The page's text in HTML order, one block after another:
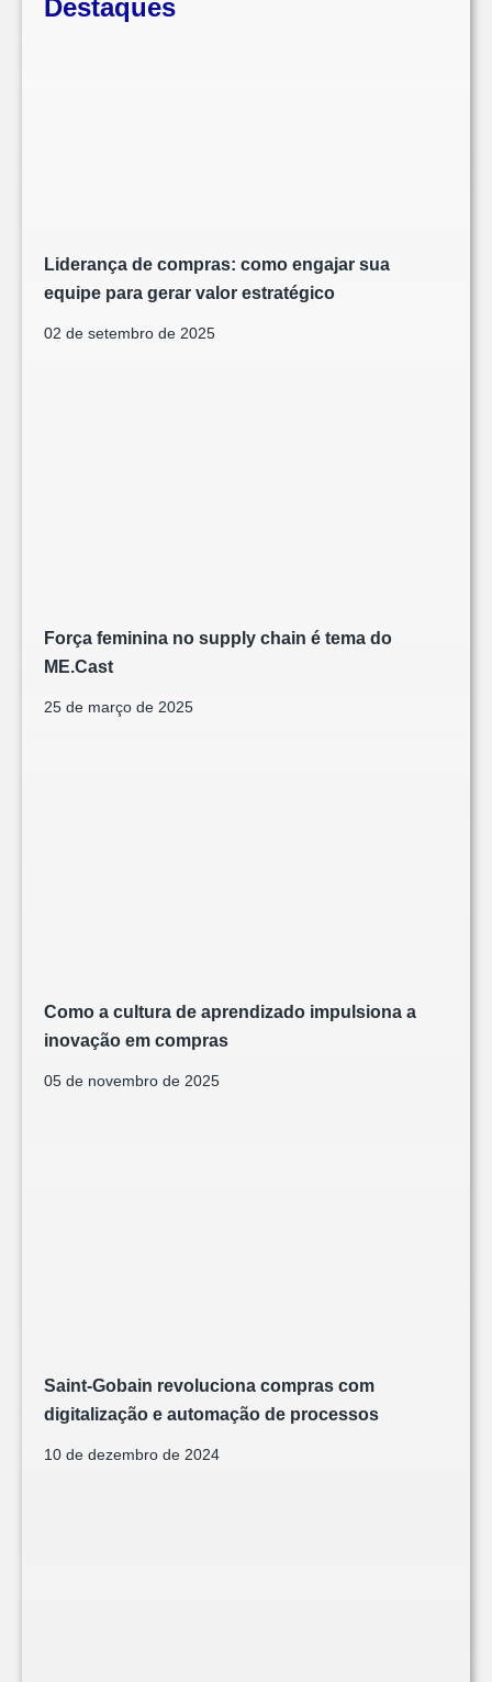
Destaques
Liderança de compras: como engajar sua
equipe para gerar valor estratégico
02 de setembro de 2025
Força feminina no supply chain é tema do
ME.Cast
25 de março de 2025
Como a cultura de aprendizado impulsiona a
inovação em compras
05 de novembro de 2025
Saint-Gobain revoluciona compras com
digitalização e automação de processos
10 de dezembro de 2024